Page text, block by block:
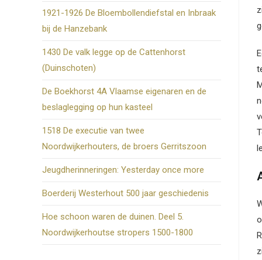
1921-1926 De Bloembollendiefstal en Inbraak
bij de Hanzebank
1430 De valk legge op de Cattenhorst
(Duinschoten)
De Boekhorst 4A Vlaamse eigenaren en de
beslaglegging op hun kasteel
1518 De executie van twee
Noordwijkerhouters, de broers Gerritszoon
Jeugdherinneringen: Yesterday once more
Boerderij Westerhout 500 jaar geschiedenis
Hoe schoon waren de duinen. Deel 5.
Noordwijkerhoutse stropers 1500-1800